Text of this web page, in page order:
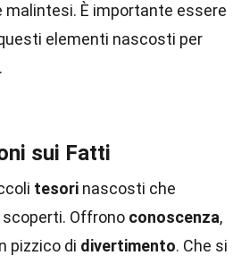
malintesi. È importante essere
elementi nascosti per
sui Fatti
tesori nascosti che
Offrono conoscenza,
pizzico di divertimento. Che si